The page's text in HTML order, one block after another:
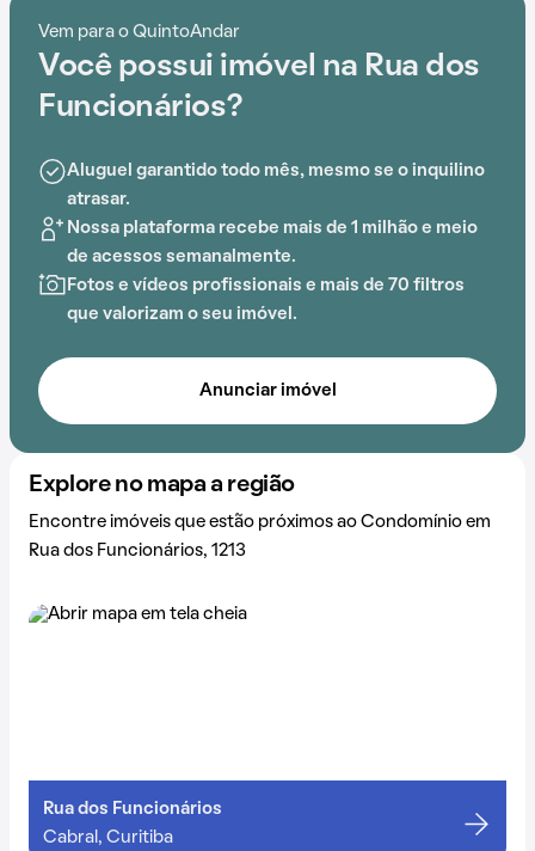
Martim Lutero, que simplificam o cotidiano.
Dentro deste condomínio, os moradores podem
comum, criando um ambiente ideal para uma vida de
qualidade.
Vem para o QuintoAndar
Você possui imóvel na Rua dos
Funcionários?
Aluguel garantido todo mês, mesmo se o inquilino
atrasar.
Nossa plataforma recebe mais de 1 milhão e meio
de acessos semanalmente.
Fotos e vídeos profissionais e mais de 70 filtros
que valorizam o seu imóvel.
Anunciar imóvel
Explore no mapa a região
Encontre imóveis que estão próximos ao Condomínio em
Rua dos Funcionários, 1213
Rua dos Funcionários
Cabral, Curitiba